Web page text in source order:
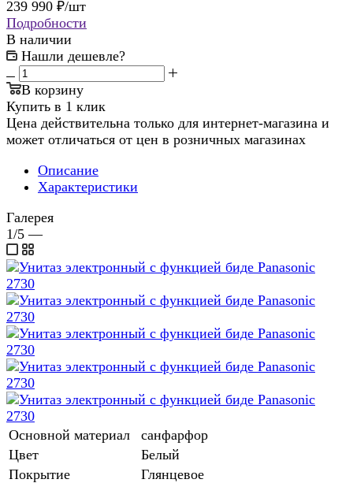
239 990 ₽/шт
Подробности
В наличии
Нашли дешевле?
В корзину
Купить в 1 клик
Цена действительна только для интернет-магазина и
может отличаться от цен в розничных магазинах
Описание
Характеристики
Галерея
1/5 —
Основной материал
санфарфор
Цвет
Белый
Покрытие
Глянцевое